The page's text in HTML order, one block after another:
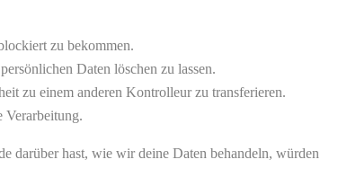
zu bekommen.
Daten löschen zu lassen.
zu einem anderen Kontrolleur zu transferieren.
Verarbeitung.
darüber hast, wie wir deine Daten behandeln, würden